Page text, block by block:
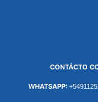
CONTÁCTO
WHATSAPP: